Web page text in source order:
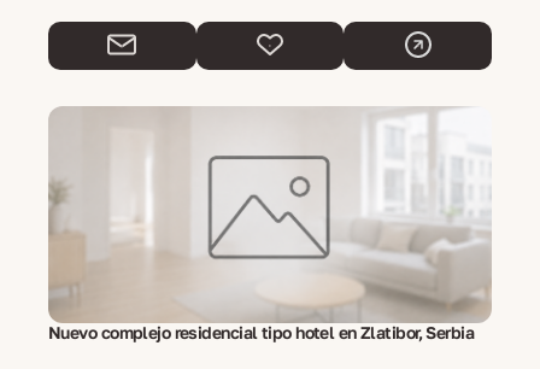
Nuevo complejo residencial tipo hotel en Zlatibor, Serbia